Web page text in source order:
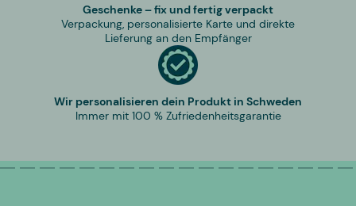
Geschenke – fix und fertig verpackt
Verpackung, personalisierte Karte und direkte
Lieferung an den Empfänger
Wir personalisieren dein Produkt in Schweden
Immer mit 100 % Zufriedenheitsgarantie